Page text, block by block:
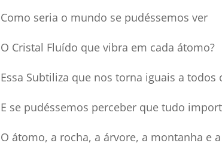
Como seria o mundo se pudéssemos ver
O Cristal Fluído que vibra em cada átomo?
Essa Subtiliza que nos torna iguais a todos
E se pudéssemos perceber que tudo
O átomo, a rocha, a árvore, a montanha e